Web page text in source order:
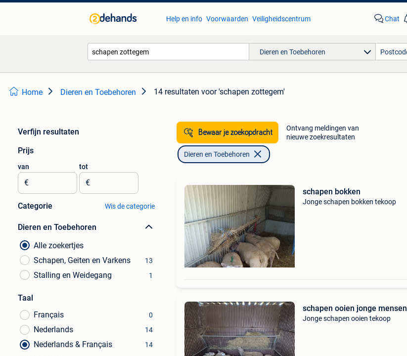
Help en info Voorwaarden Veiligheidscentrum Chat
Dieren en Toebehoren
Home Dieren en Toebehoren 14 resultaten voor 'schapen zottegem'
Verfijn resultaten
Prijs
van
€
tot
€
Categorie Wis de categorie
Dieren en Toebehoren
Alle zoekertjes
Schapen, Geiten en Varkens
13
Stalling en Weidegang 1
Taal
Français
0
Nederlands 14
Nederlands & Français 14
Bewaar je zoekopdracht
Ontvang meldingen van
nieuwe zoekresultaten
Dieren en Toebehoren
schapen bokken
Jonge schapen bokken tekoop
schapen ooien jonge mensen
Jonge schapen ooien tekoop